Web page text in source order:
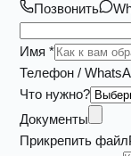
Позвонить
Имя *
Телефон /
Что нужно?
Документы
Прикрепить файл